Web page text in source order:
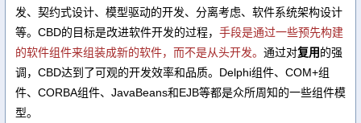
发、契约式设计、模型驱动的开发、分离考虑、软件系统架构设计
等。CBD的目标是改进软件开发的过程， 手段是通过一些预先构建
的软件组件来组装成新的软件，而不是从头开发。 通过对复用的强
调，CBD达到了可观的开发效率和品质。Delphi组件、COM+组
件、CORBA组件、JavaBeans和EJB等都是众所周知的一些组件模
型。